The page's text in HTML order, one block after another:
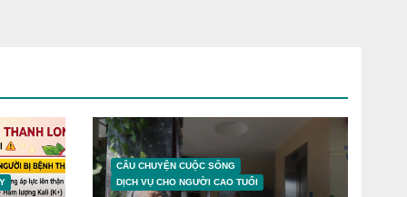
CÂU CHUYỆN CUỘC SỐNG
DỊCH VỤ CHO NGƯỜI CAO TUỔI